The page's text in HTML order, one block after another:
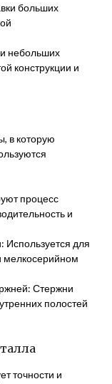
больших
небольших
конструкции и
в которую
процесс
и
для
мелкосерийном
Стержни
полостей
точности и